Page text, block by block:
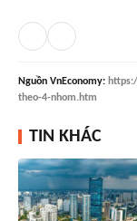
Nguồn VnEconomy:
theo-4-nhom.htm
TIN KHÁC